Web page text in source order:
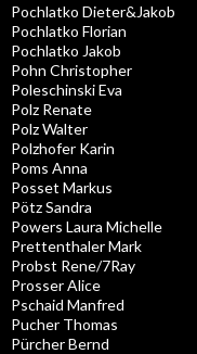
Pochlatko Dieter&Jakob
Pochlatko Florian
Pochlatko Jakob
Pohn Christopher
Poleschinski Eva
Polz Renate
Polz Walter
Polzhofer Karin
Poms Anna
Posset Markus
Pötz Sandra
Powers Laura Michelle
Prettenthaler Mark
Probst Rene/7Ray
Prosser Alice
Pschaid Manfred
Pucher Thomas
Pürcher Bernd